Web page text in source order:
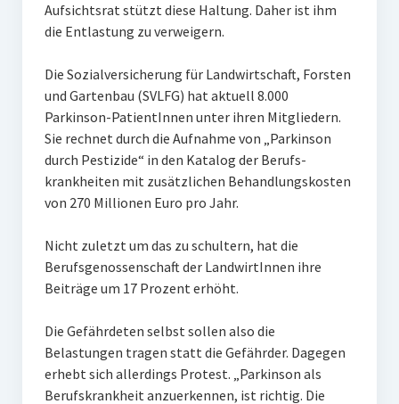
Aufsichtsrat stützt diese Haltung. Daher ist ihm
die Entlastung zu verweigern.
Die Sozialversicherung für Landwirtschaft, Forsten
und Gartenbau (SVLFG) hat aktuell 8.000
Parkinson-PatientInnen unter ihren Mitgliedern.
Sie rechnet durch die Aufnahme von „Parkinson
durch Pestizide“ in den Katalog der Berufs-
krankheiten mit zusätzlichen Behandlungskosten
von 270 Millionen Euro pro Jahr.
Nicht zuletzt um das zu schultern, hat die
Berufsgenossenschaft der LandwirtInnen ihre
Beiträge um 17 Prozent erhöht.
Die Gefährdeten selbst sollen also die
Belastungen tragen statt die Gefährder. Dagegen
erhebt sich allerdings Protest. „Parkinson als
Berufskrankheit anzuerkennen, ist richtig. Die